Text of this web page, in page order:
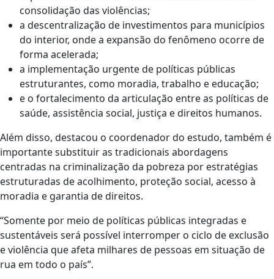
consolidação das violências;
a descentralização de investimentos para municípios
do interior, onde a expansão do fenômeno ocorre de
forma acelerada;
a implementação urgente de políticas públicas
estruturantes, como moradia, trabalho e educação;
e o fortalecimento da articulação entre as políticas de
saúde, assistência social, justiça e direitos humanos.
Além disso, destacou o coordenador do estudo, também é
importante substituir as tradicionais abordagens
centradas na criminalização da pobreza por estratégias
estruturadas de acolhimento, proteção social, acesso à
moradia e garantia de direitos.
“Somente por meio de políticas públicas integradas e
sustentáveis será possível interromper o ciclo de exclusão
e violência que afeta milhares de pessoas em situação de
rua em todo o país”.